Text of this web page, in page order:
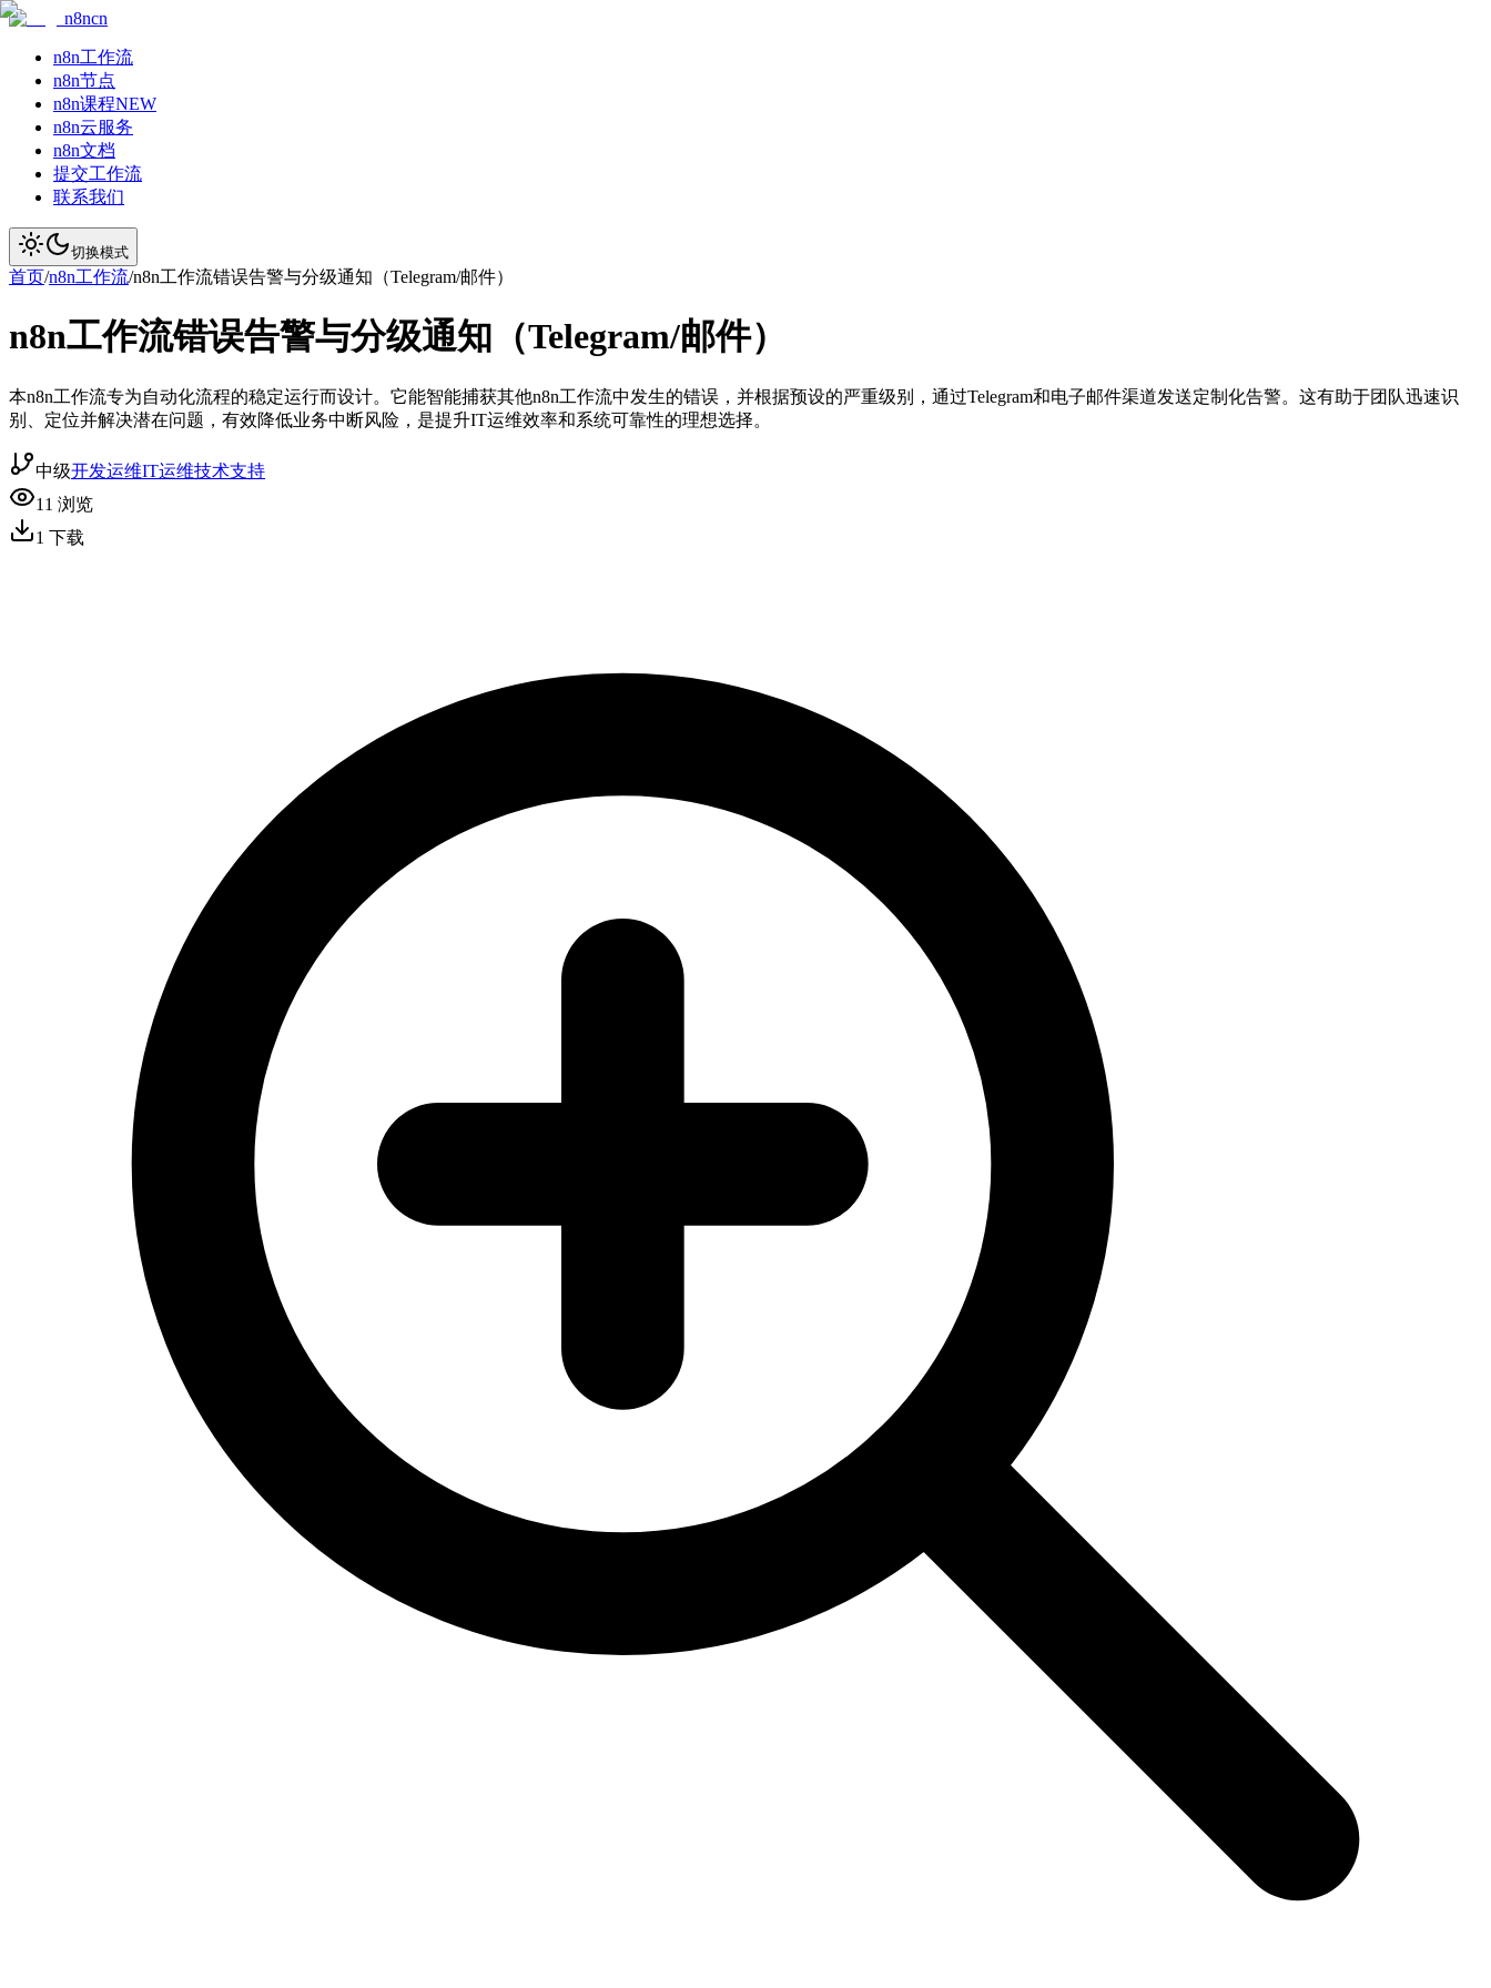
n8ncn
n8n工作流
n8n节点
n8n课程NEW
n8n云服务
n8n文档
提交工作流
联系我们
切换模式
首页/n8n工作流/n8n工作流错误告警与分级通知（Telegram/邮件）
n8n工作流错误告警与分级通知（Telegram/邮件）
本n8n工作流专为自动化流程的稳定运行而设计。它能智能捕获其他n8n工作流中发生的错误，并根据预设的严重级别，通过Telegram和电子邮件渠道发送定制化告警。这有助于团队迅速识
别、定位并解决潜在问题，有效降低业务中断风险，是提升IT运维效率和系统可靠性的理想选择。
中级开发运维IT运维技术支持
11 浏览
1 下载